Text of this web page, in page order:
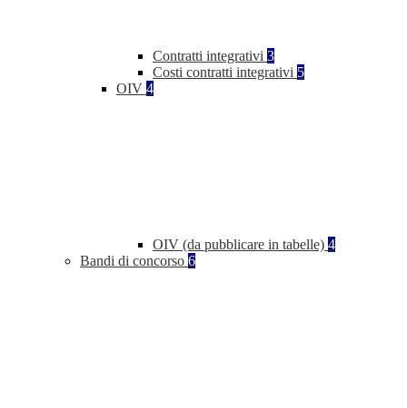
Contratti integrativi 3
Costi contratti integrativi 5
OIV 4
OIV (da pubblicare in tabelle) 4
Bandi di concorso 6